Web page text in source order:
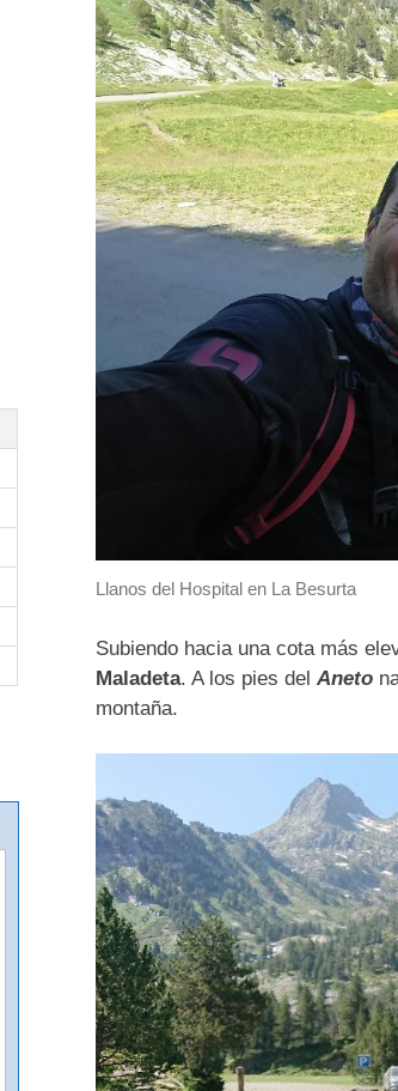
Llanos del Hospital en La Besurta
Subiendo hacia una cota más
Maladeta. A los pies del Aneto
montaña.